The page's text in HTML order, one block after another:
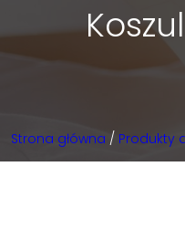
Strona główna / Produkty